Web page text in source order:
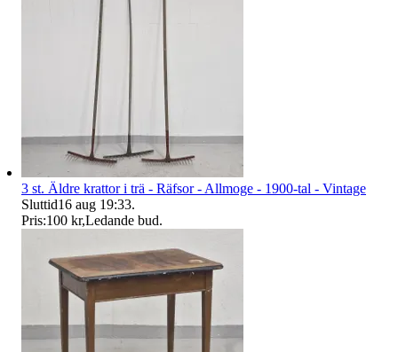
3 st. Äldre krattor i trä - Räfsor - Allmoge - 1900-tal - Vintage
Sluttid16 aug 19:33.
Pris:100 kr,Ledande bud.